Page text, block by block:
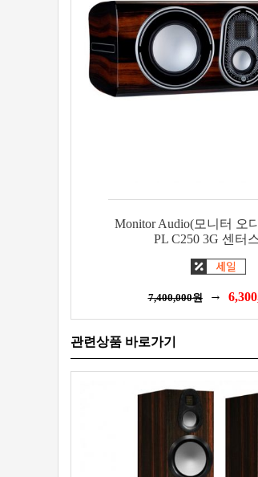
Monitor Audio(모니터 오
PL C250 3G 센터
7,400,000원